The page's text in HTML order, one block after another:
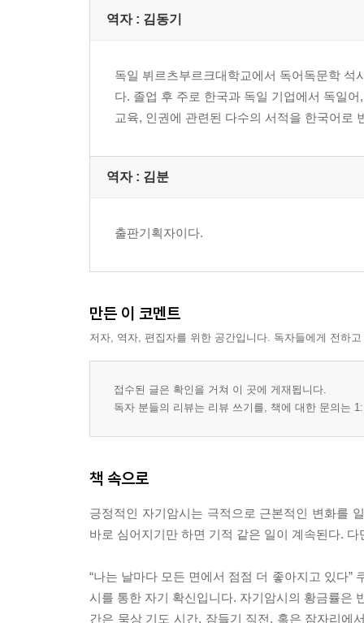
역자 : 김동기
독일 뷔르츠부르크대학교에서 독어독문학
다. 졸업 후 주로 한국과 독일 기업에서 독일
교육, 인권에 관련된 다수의 서적을 한국어로
역자 : 김분
출판기획자이다.
만든 이 코멘트
저자, 역자, 편집자를 위한 공간입니다. 독자들에게 전하
접수된 글은 확인을 거쳐 이 곳에 게재됩니다.
독자 분들의 리뷰는 리뷰 쓰기를, 책에 대한 문의는
책 속으로
긍정적인 자기암시는 극적으로 근본적인 변화를
바로 심어지기만 하면 기적 같은 일이 계속된다.
“나는 날마다 모든 면에서 점점 더 좋아지고 있다
시를 통한 자기 확신입니다. 자기암시의 황금률은
간은 묵상 기도 시간, 잠들기 직전, 혹은 잠자리에